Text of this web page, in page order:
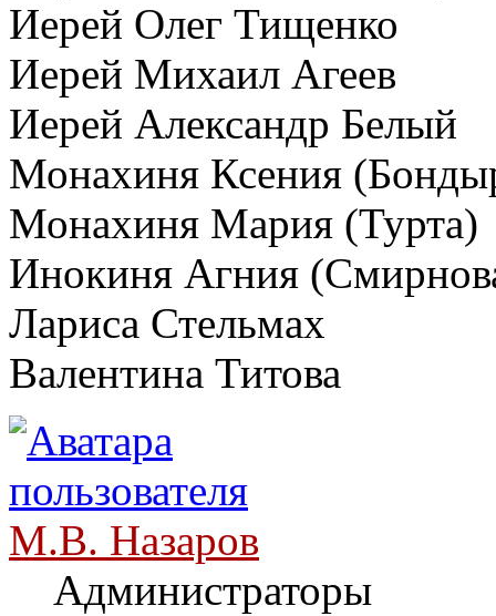
Иерей Олег Тищенко
Иерей Михаил Агеев
Иерей Александр Белый
Монахиня Ксения
Монахиня Мария (Турта)
Инокиня Агния
Лариса Стельмах
Валентина Титова
М.В. Назаров
Администраторы